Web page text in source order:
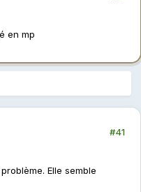
en mp
#41
Elle semble